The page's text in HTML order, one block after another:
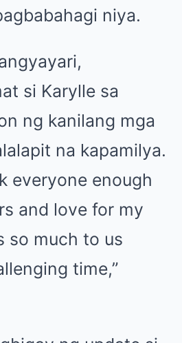
niya.
si Karylle sa
ng kanilang mga
na kapamilya.
everyone enough
and love for my
so much to us
time,”